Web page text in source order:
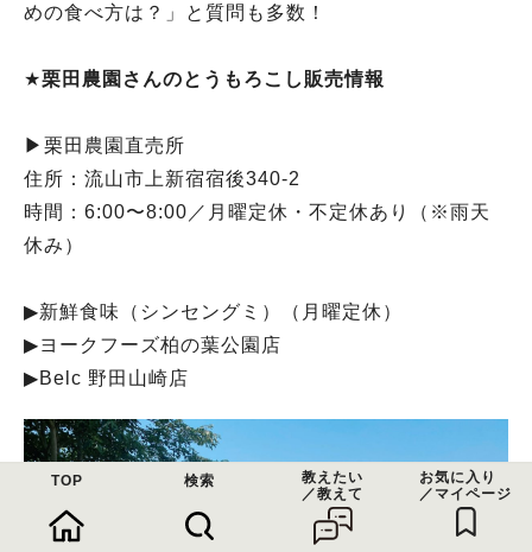
めの食べ方は？」と質問も多数！
★栗田農園さんのとうもろこし販売情報
▶︎栗田農園直売所
住所：流山市上新宿宿後340-2
時間：6:00〜8:00／月曜定休・不定休あり（※雨天
休み）
▶︎新鮮食味（シンセングミ）（月曜定休）
▶︎ヨークフーズ柏の葉公園店
▶︎Belc 野田山崎店
TOP 検索
教えたい
／教えて
お気に入り
／マイページ